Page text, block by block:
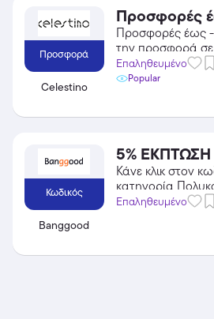
Προσφορά
Celestino
Προσφορές
Προσφορές έως
την προσφορά
τις εκπτώσεις!
Επαληθευμένο
Popular
Κωδικός
Banggood
5% ΕΚΠΤΩΣΗ
Κάνε κλικ στον
κατηγορία
Επαληθευμένο